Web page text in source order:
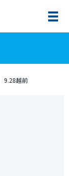
9.28越前